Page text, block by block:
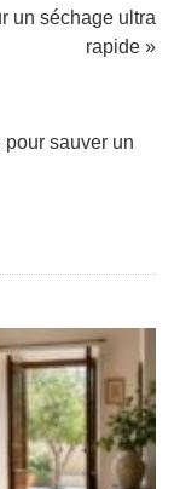
un séchage ultra
rapide »
pour sauver un